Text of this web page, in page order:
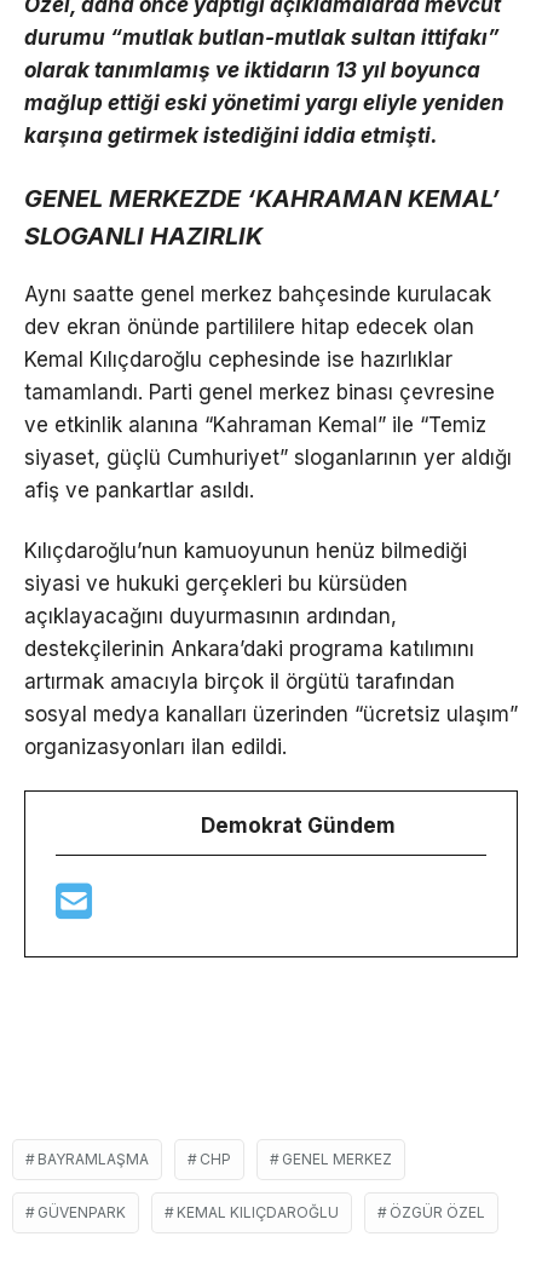
Özel, daha önce yaptığı açıklamalarda mevcut
durumu “mutlak butlan-mutlak sultan ittifakı”
olarak tanımlamış ve iktidarın 13 yıl boyunca
mağlup ettiği eski yönetimi yargı eliyle yeniden
karşına getirmek istediğini iddia etmişti.
GENEL MERKEZDE ‘KAHRAMAN KEMAL’
SLOGANLI HAZIRLIK
Aynı saatte genel merkez bahçesinde kurulacak
dev ekran önünde partililere hitap edecek olan
Kemal Kılıçdaroğlu cephesinde ise hazırlıklar
tamamlandı. Parti genel merkez binası çevresine
ve etkinlik alanına “Kahraman Kemal” ile “Temiz
siyaset, güçlü Cumhuriyet” sloganlarının yer aldığı
afiş ve pankartlar asıldı.
Kılıçdaroğlu’nun kamuoyunun henüz bilmediği
siyasi ve hukuki gerçekleri bu kürsüden
açıklayacağını duyurmasının ardından,
destekçilerinin Ankara’daki programa katılımını
artırmak amacıyla birçok il örgütü tarafından
sosyal medya kanalları üzerinden “ücretsiz ulaşım”
organizasyonları ilan edildi.
Demokrat Gündem
BAYRAMLAŞMA CHP GENEL MERKEZ
GÜVENPARK KEMAL KILIÇDAROĞLU ÖZGÜR ÖZEL